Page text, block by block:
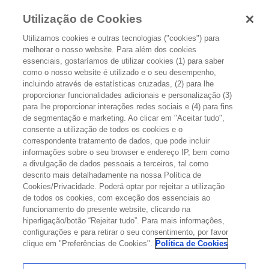
OS ESTADIOS DO CANCRO DA MAMA
As opções de tratamento do cancro da mama, dependem do
estadio da doença, bem como de outros factores, como sejam:
Dimensão do tumor, relativamente à dimensão da sua mama
Resultado dostestes laboratoriais(ex.: receptores hormonais,
receptores HER2)
Situação relativa àmenopausa.
Estado geral de saúdeda pessoa.
Utilização de Cookies
Utilizamos cookies e outras tecnologias ("cookies") para
melhorar o nosso website. Para além dos cookies
essenciais, gostaríamos de utilizar cookies (1) para saber
como o nosso website é utilizado e o seu desempenho,
incluindo através de estatísticas cruzadas, (2) para lhe
proporcionar funcionalidades adicionais e personalização (3)
para lhe proporcionar interações redes sociais e (4) para fins
de segmentação e marketing. Ao clicar em "Aceitar tudo",
consente a utilização de todos os cookies e o
correspondente tratamento de dados, que pode incluir
informações sobre o seu browser e endereço IP, bem como
a divulgação de dados pessoais a terceiros, tal como
descrito mais detalhadamente na nossa Política de
Cookies/Privacidade. Poderá optar por rejeitar a utilização
de todos os cookies, com exceção dos essenciais ao
funcionamento do presente website, clicando na
hiperligação/botão “Rejeitar tudo”. Para mais informações,
configurações e para retirar o seu consentimento, por favor
clique em "Preferências de Cookies". Política de Cookies